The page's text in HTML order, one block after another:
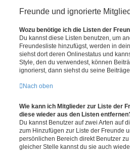
Freunde und ignorierte
Wozu benötige ich die Listen der
Du kannst diese Listen benutzen, um
Freundesliste hinzufügst, werden in
siehst dort deren Onlinestatus und
Style, den du verwendest, können
ignorierst, dann siehst du seine
Nach oben
Wie kann ich Mitglieder zur Liste der
diese wieder aus den Listen
Du kannst Benutzer auf zwei Arten auf
zum Hinzufügen zur Liste der Freunde
persönlichen Bereich direkt Benutzer
gleicher Stelle kannst du sie auch